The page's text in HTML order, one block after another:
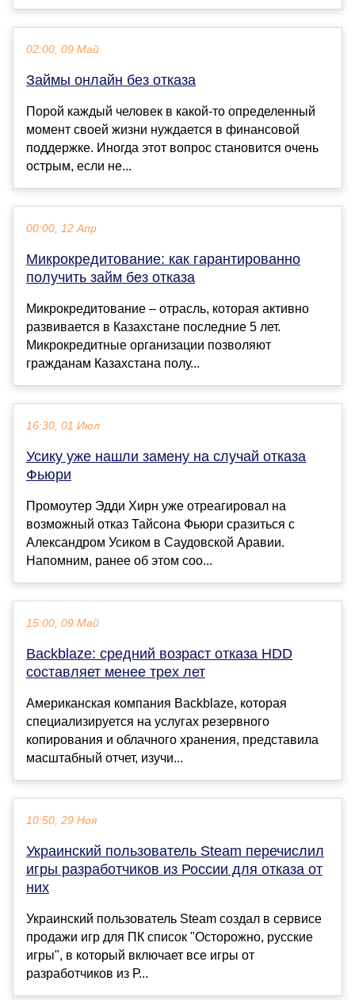
02:00, 09 Май
Займы онлайн без отказа
Порой каждый человек в какой-то определенный
момент своей жизни нуждается в финансовой
поддержке. Иногда этот вопрос становится очень
острым, если не...
00:00, 12 Апр
Микрокредитование: как гарантированно
получить займ без отказа
Микрокредитование – отрасль, которая активно
развивается в Казахстане последние 5 лет.
Микрокредитные организации позволяют
гражданам Казахстана полу...
16:30, 01 Июл
Усику уже нашли замену на случай отказа
Фьюри
Промоутер Эдди Хирн уже отреагировал на
возможный отказ Тайсона Фьюри сразиться с
Александром Усиком в Саудовской Аравии.
Напомним, ранее об этом соо...
15:00, 09 Май
Backblaze: средний возраст отказа HDD
составляет менее трех лет
Американская компания Backblaze, которая
специализируется на услугах резервного
копирования и облачного хранения, представила
масштабный отчет, изучи...
10:50, 29 Ноя
Украинский пользователь Steam перечислил
игры разработчиков из России для отказа от
них
Украинский пользователь Steam создал в сервисе
продажи игр для ПК список "Осторожно, русские
игры", в который включает все игры от
разработчиков из Р...